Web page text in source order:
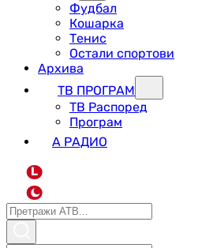
Фудбал
Кошарка
Тенис
Остали спортови
Архива
ТВ ПРОГРАМ
ТВ Распоред
Програм
А РАДИО
L